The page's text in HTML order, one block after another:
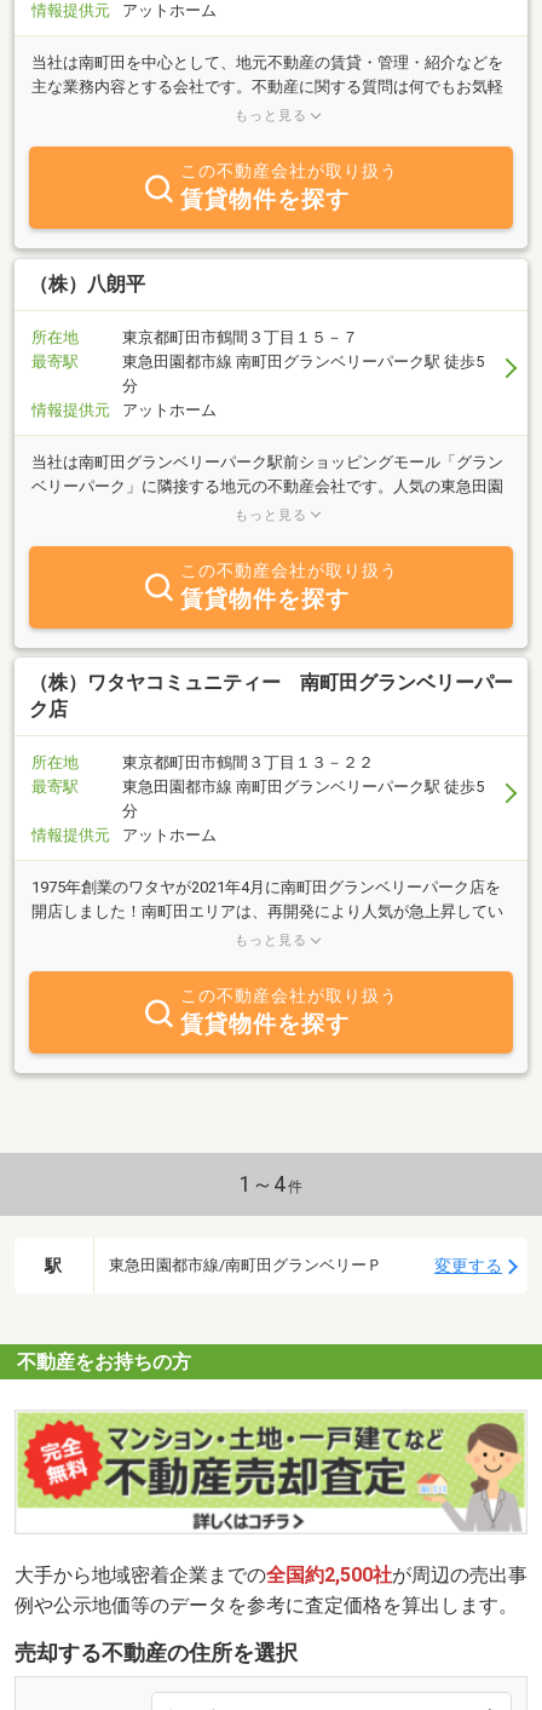
情報提供元
アットホーム
当社は南町田を中心として、地元不動産の賃貸・管理・紹介などを
主な業務内容とする会社です。不動産に関する質問は何でもお気軽
にご相談下さい。豊富な情報力でお客様のご希望に併せたスピーデ
もっと見る
この不動産会社が取り扱う
賃貸物件を探す
（株）八朗平
所在地
東京都町田市鶴間３丁目１５－７
最寄駅
東急田園都市線 南町田グランベリーパーク駅 徒歩5
分
情報提供元
アットホーム
当社は南町田グランベリーパーク駅前ショッピングモール「グラン
ベリーパーク」に隣接する地元の不動産会社です。人気の東急田園
都市線・JR横浜線・小田急線を中心に、賃貸・売買物件情報を多数
します。遠方の方でも、メールで資料の送信も可能です。当社売主
未公開物件情報も充実しております。その他、賃貸・売買物件情報
も多数ご用意をしております。賃貸・売買物件情報をお探しのお客
様はお気軽にお問合せ・ご連絡頂ければと存じます。
もっと見る
この不動産会社が取り扱う
賃貸物件を探す
（株）ワタヤコミュニティー 南町田グランベリーパー
ク店
所在地
東京都町田市鶴間３丁目１３－２２
最寄駅
東急田園都市線 南町田グランベリーパーク駅 徒歩5
分
情報提供元
アットホーム
1975年創業のワタヤが2021年4月に南町田グランベリーパーク店を
開店しました！南町田エリアは、再開発により人気が急上昇してい
ます。賃貸から売買まで、地域密着型ゆえの豊富な物件情報を取り
うな居心地の良い空間を創造しています。町田市出身のスタッフが
多数在籍しており、地域のプロフェッショナルが真心を込めてご案
内させていただきます。まずは是非お気軽にお問合せください。
もっと見る
この不動産会社が取り扱う
賃貸物件を探す
1～4件
駅 東急田園都市線/南町田グランベリーＰ 変更する
不動産をお持ちの方
大手から地域密着企業までの全国約2,500社が周辺の売出事
例や公示地価等のデータを参考に査定価格を算出します。
売却する不動産の住所を選択